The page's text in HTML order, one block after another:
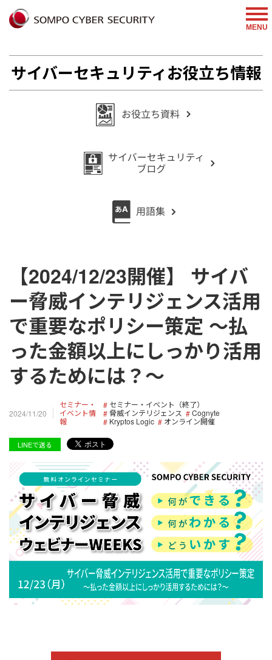
MENU
サイバーセキュリティお役立ち情報
【2024/12/23開催】 サイバ
ー脅威インテリジェンス活用
で重要なポリシー策定 ～払
った金額以上にしっかり活用
するためには？～
2024/11/20
セミナー・
イベント情
報
セミナー・イベント（終了）
脅威インテリジェンス
Cognyte
Kryptos Logic
オンライン開催
LINEで送る